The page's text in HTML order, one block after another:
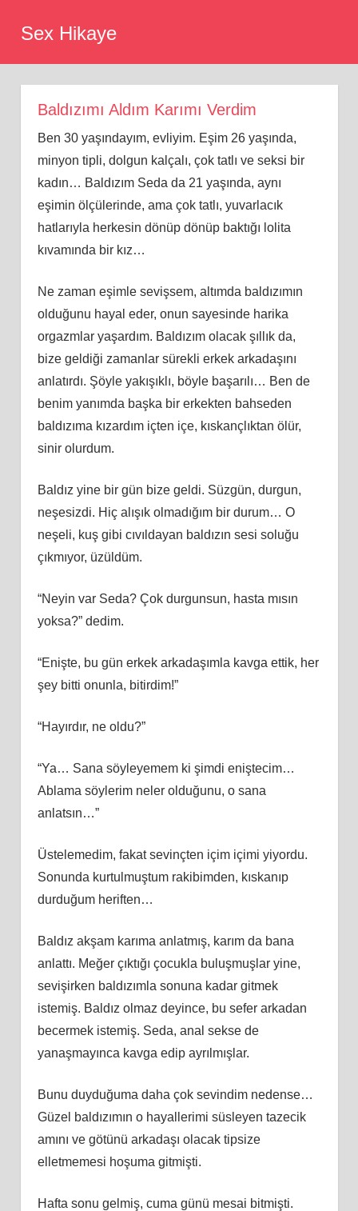
Sex Hikaye
Baldızımı Aldım Karımı Verdim
Ben 30 yaşındayım, evliyim. Eşim 26 yaşında,
minyon tipli, dolgun kalçalı, çok tatlı ve seksi bir
kadın… Baldızım Seda da 21 yaşında, aynı
eşimin ölçülerinde, ama çok tatlı, yuvarlacık
hatlarıyla herkesin dönüp dönüp baktığı lolita
kıvamında bir kız…
Ne zaman eşimle sevişsem, altımda baldızımın
olduğunu hayal eder, onun sayesinde harika
orgazmlar yaşardım. Baldızım olacak şıllık da,
bize geldiği zamanlar sürekli erkek arkadaşını
anlatırdı. Şöyle yakışıklı, böyle başarılı… Ben de
benim yanımda başka bir erkekten bahseden
baldızıma kızardım içten içe, kıskançlıktan ölür,
sinir olurdum.
Baldız yine bir gün bize geldi. Süzgün, durgun,
neşesizdi. Hiç alışık olmadığım bir durum… O
neşeli, kuş gibi cıvıldayan baldızın sesi soluğu
çıkmıyor, üzüldüm.
“Neyin var Seda? Çok durgunsun, hasta mısın
yoksa?” dedim.
“Enişte, bu gün erkek arkadaşımla kavga ettik, her
şey bitti onunla, bitirdim!”
“Hayırdır, ne oldu?”
“Ya… Sana söyleyemem ki şimdi eniştecim…
Ablama söylerim neler olduğunu, o sana
anlatsın…”
Üstelemedim, fakat sevinçten içim içimi yiyordu.
Sonunda kurtulmuştum rakibimden, kıskanıp
durduğum heriften…
Baldız akşam karıma anlatmış, karım da bana
anlattı. Meğer çıktığı çocukla buluşmuşlar yine,
sevişirken baldızımla sonuna kadar gitmek
istemiş. Baldız olmaz deyince, bu sefer arkadan
becermek istemiş. Seda, anal sekse de
yanaşmayınca kavga edip ayrılmışlar.
Bunu duyduğuma daha çok sevindim nedense…
Güzel baldızımın o hayallerimi süsleyen tazecik
amını ve götünü arkadaşı olacak tipsize
elletmemesi hoşuma gitmişti.
Hafta sonu gelmiş, cuma günü mesai bitmişti.